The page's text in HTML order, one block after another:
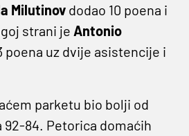
Milutinov dodao 10 poena i
strani je Antonio
poena uz dvije asistencije i
parketu bio bolji od
92-84. Petorica domaćih